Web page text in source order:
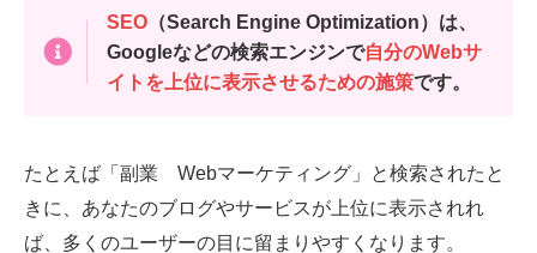
SEO（Search Engine Optimization）は、
Googleなどの検索エンジンで自分のWebサ
イトを上位に表示させるための施策です。
たとえば「副業 Webマーケティング」と検索されたと
きに、あなたのブログやサービスが上位に表示されれ
ば、多くのユーザーの目に留まりやすくなります。